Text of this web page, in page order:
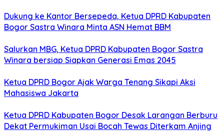
Dukung ke Kantor Bersepeda, Ketua DPRD Kabupaten
Bogor Sastra Winara Minta ASN Hemat BBM
Salurkan MBG, Ketua DPRD Kabupaten Bogor Sastra
Winara bersiap Siapkan Generasi Emas 2045
Ketua DPRD Bogor Ajak Warga Tenang Sikapi Aksi
Mahasiswa Jakarta
Ketua DPRD Kabupaten Bogor Desak Larangan Berburu
Dekat Permukiman Usai Bocah Tewas Diterkam Anjing